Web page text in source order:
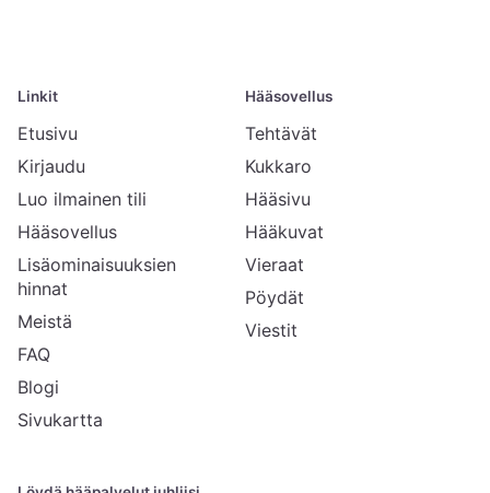
Linkit
Etusivu
Kirjaudu
Luo ilmainen tili
Hääsovellus
Lisäominaisuuksien
hinnat
Meistä
FAQ
Blogi
Sivukartta
Hääsovellus
Tehtävät
Kukkaro
Hääsivu
Hääkuvat
Vieraat
Pöydät
Viestit